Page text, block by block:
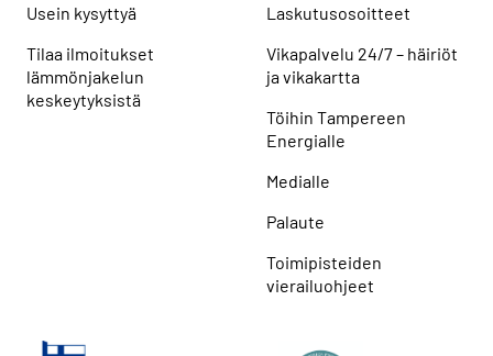
Usein kysyttyä
Tilaa ilmoitukset
lämmönjakelun
keskeytyksistä
Laskutusosoitteet
Vikapalvelu 24/7 – häiriöt
ja vikakartta
Töihin Tampereen
Energialle
Medialle
Palaute
Toimipisteiden
vierailuohjeet